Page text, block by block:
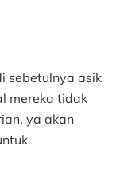
sebetulnya asik
mereka tidak
ya akan